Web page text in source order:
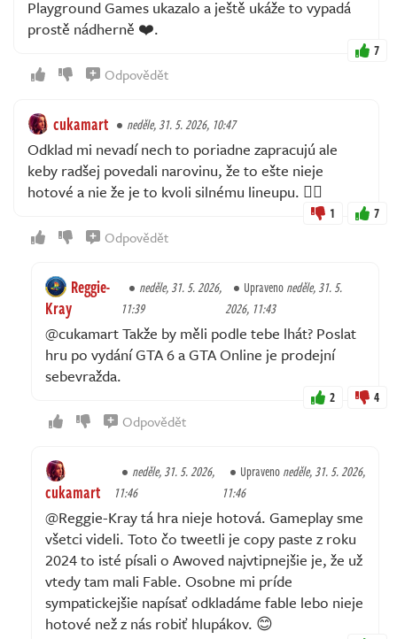
Playground Games ukazalo a ještě ukáže to vypadá
prostě nádherně ❤️.
7
Odpovědět
cukamart neděle, 31. 5. 2026, 10:47
Odklad mi nevadí nech to poriadne zapracujú ale
keby radšej povedali narovinu, že to ešte nieje
hotové a nie že je to kvoli silnému lineupu. 🤷‍♂️
1 7
Odpovědět
Reggie-
Kray
neděle, 31. 5. 2026,
11:39
Upravenoneděle, 31. 5.
2026, 11:43
@cukamart Takže by měli podle tebe lhát? Poslat
hru po vydání GTA 6 a GTA Online je prodejní
sebevražda.
2 4
Odpovědět
cukamart
neděle, 31. 5. 2026,
11:46
Upravenoneděle, 31. 5. 2026,
11:46
@Reggie-Kray tá hra nieje hotová. Gameplay sme
všetci videli. Toto čo tweetli je copy paste z roku
2024 to isté písali o Awoved najvtipnejšie je, že už
vtedy tam mali Fable. Osobne mi príde
sympatickejšie napísať odkladáme fable lebo nieje
hotové než z nás robiť hlupákov. 😊